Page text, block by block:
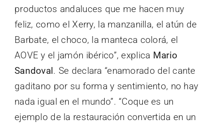
productos andaluces que me hacen muy
feliz, como el Xerry, la manzanilla, el atún de
Barbate, el choco, la manteca colorá, el
AOVE y el jamón ibérico”, explica Mario
Sandoval. Se declara “enamorado del cante
gaditano por su forma y sentimiento, no hay
nada igual en el mundo”. “Coque es un
ejemplo de la restauración convertida en un